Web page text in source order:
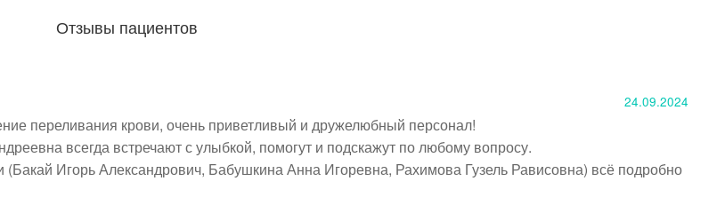
Отзывы пациентов
24.09.2024
переливания крови, очень приветливый и дружелюбный персонал!
всегда встречают с улыбкой, помогут и подскажут по любому вопросу.
Игорь Александрович, Бабушкина Анна Игоревна, Рахимова Гузель Рависовна) всё подробно